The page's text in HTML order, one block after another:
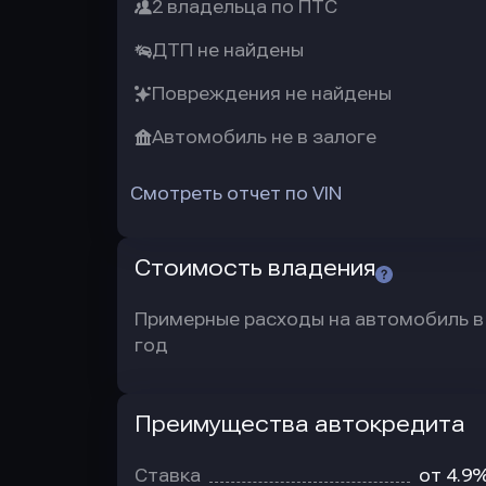
2 владельца по ПТС
ДТП не найдены
Повреждения не найдены
Автомобиль не в залоге
Смотреть отчет по VIN
Стоимость владения
Примерные расходы на автомобиль в
год
Преимущества автокредита
Ставка от